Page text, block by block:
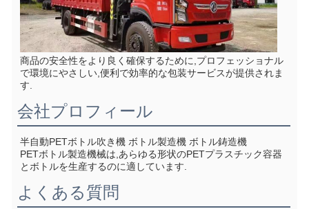
商品の安全性をより良く確保するために,プロフェッショナル
で環境にやさしい,便利で効率的な包装サービスが提供されま
す.
会社プロフィール
半自動PETボトル吹き機 ボトル製造機 ボトル鋳造機
PETボトル製造機械は,あらゆる形状のPETプラスチック容器
とボトルを生産するのに適しています.
よくある質問